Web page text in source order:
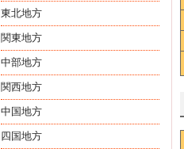
東北地方
関東地方
中部地方
関西地方
中国地方
四国地方